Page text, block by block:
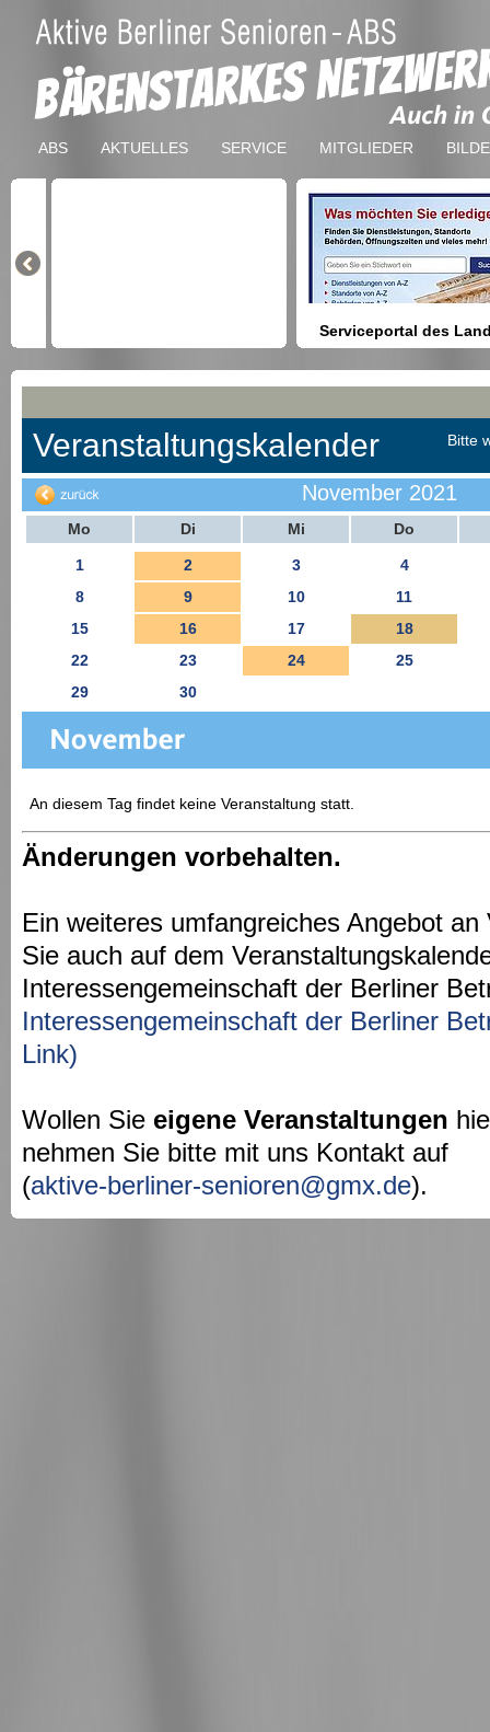
ABS AKTUELLES SERVICE MITGLIEDER
Serviceportal des
Berlin
Anmeldung bei Ämtern usw.
Veranstaltungskalender Bitte
November 2021
Mo Di Mi Do
1 2 3
4
8
9 10
11
15
16 17
18
22
23 24
25
29
30
An diesem Tag findet keine Veranstaltung statt.
Änderungen vorbehalten.
Ein weiteres umfangreiches Angebot
Sie auch auf dem
Interessengemeinschaft der Berliner
Interessengemeinschaft der Berliner
Link)
Wollen Sie eigene Veranstaltungen
nehmen Sie bitte mit uns Kontakt auf
(aktive-berliner-senioren@gmx.de).